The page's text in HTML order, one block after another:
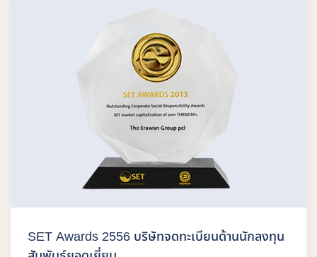
SET Awards 2556 บริษัทจดทะเบียนด้านนักลงทุน